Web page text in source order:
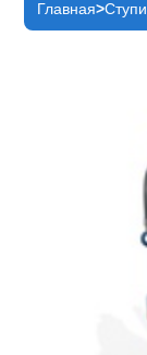
Главная